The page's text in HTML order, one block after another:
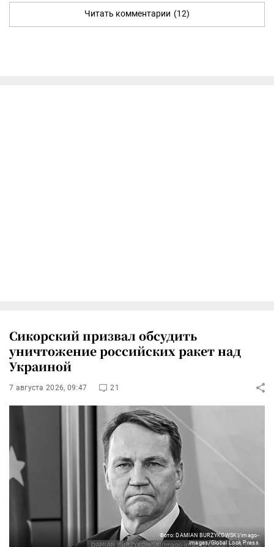
Читать комментарии (12)
Сикорский призвал обсудить
уничтожение российских ракет над
Украиной
7 августа 2026, 09:47 21
Фото: DAMIAN BURZYKOWSKI/imago-
images/Global Look Press